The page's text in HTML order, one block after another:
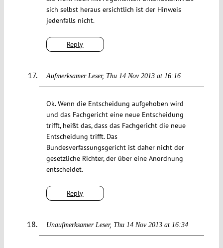
Reply
sich selbst heraus ersichtlich ist der Hinweis
jedenfalls nicht.
Aufmerksamer Leser Thu 14 Nov 2013 at 16:16
Reply
Ok. Wenn die Entscheidung aufgehoben wird
und das Fachgericht eine neue Entscheidung
trifft, heißt das, dass das Fachgericht die neue
Entscheidung trifft. Das
Bundesverfassungsgericht ist daher nicht der
gesetzliche Richter, der über eine Anordnung
entscheidet.
Unaufmerksamer Leser Thu 14 Nov 2013 at 16:34